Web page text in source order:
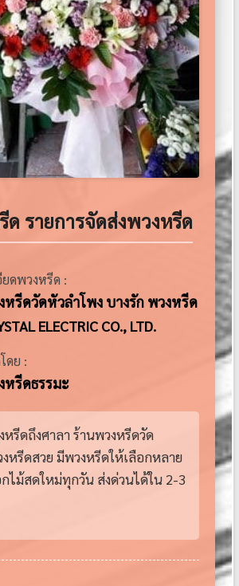
ด รายการจัดส่งพวงหรีด
ยดพวงหรีด :
หรีดวัดหัวลำโพง บางรัก พวงหรีด
ELECTRIC CO., LTD.
ดย :
หรีดธรรมะ
หรีดถึงศาลา ร้านพวงหรีดวัด
หรีดสวย มีพวงหรีดให้เลือกหลาย
ไม้สดใหม่ทุกวัน ส่งด่วนได้ใน 2-3